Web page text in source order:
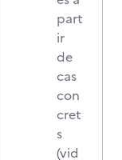
part
ir
de
cas
con
cret
s
(vid